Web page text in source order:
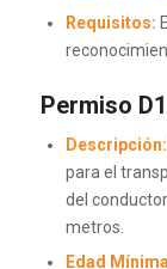
Requisitos:
Permiso D1
Descripción:
para el
del
metros.
Edad